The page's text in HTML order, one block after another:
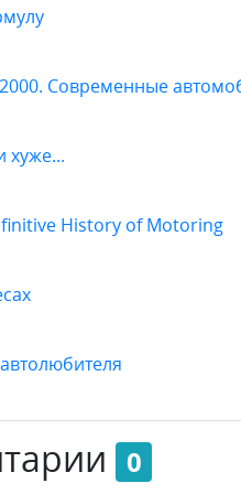
2000. Современные
хуже...
History of Motoring
0